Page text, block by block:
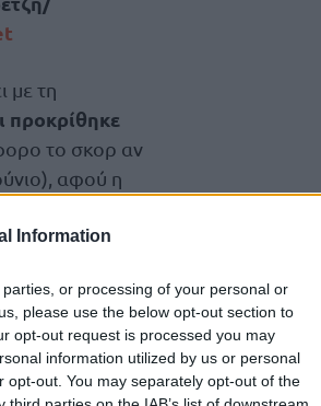
Information
or processing of your personal or
please use the below opt-out section to
opt-out request is processed you may
information utilized by us or personal
out. You may separately opt-out of the
με τη
προκρίθηκε
το σκορ αν
αφού η
πόντους κατά
τις 8
τότε ήταν ο